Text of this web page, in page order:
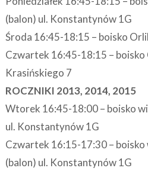
(balon) ul. Konstantynów 1G
Środa 16:45-18:15 – boisko
Czwartek 16:45-18:15 – boisko
Krasińskiego 7
ROCZNIKI 2013, 2014, 2015
Wtorek 16:45-18:00 – boisko
ul. Konstantynów 1G
Czwartek 16:15-17:30 –
(balon) ul. Konstantynów 1G